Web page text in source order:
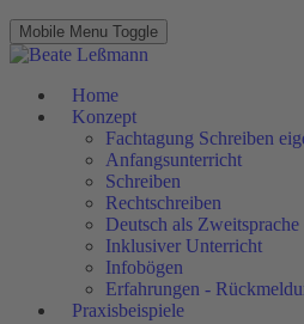
Mobile Menu Toggle
Home
Konzept
Fachtagung Schreiben
Anfangsunterricht
Schreiben
Rechtschreiben
Deutsch als
Inklusiver Unterricht
Infobögen
Erfahrungen -
Praxisbeispiele